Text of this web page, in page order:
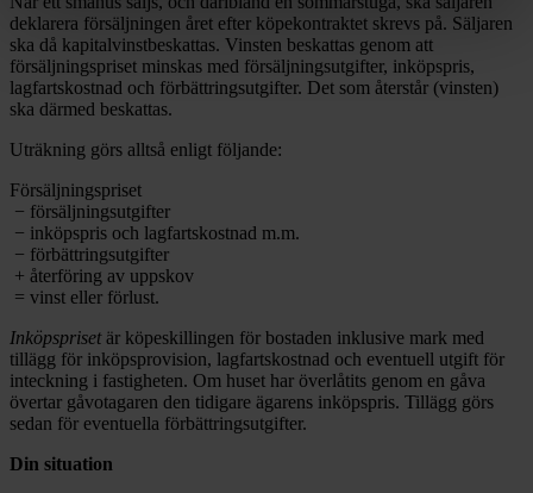
deklarera försäljningen året efter köpekontraktet skrevs på. Säljaren
ska då kapitalvinstbeskattas. Vinsten beskattas genom att
försäljningspriset minskas med försäljningsutgifter, inköpspris,
lagfartskostnad och förbättringsutgifter. Det som återstår (vinsten)
ska därmed beskattas.
Uträkning görs alltså enligt följande:
Försäljningspriset
− försäljningsutgifter
− inköpspris och lagfartskostnad m.m.
− förbättringsutgifter
+ återföring av uppskov
= vinst eller förlust.
Inköpsprisetär köpeskillingen för bostaden inklusive mark med
tillägg för inköpsprovision, lagfartskostnad och eventuell utgift för
inteckning i fastigheten. Om huset har överlåtits genom en gåva
övertar gåvotagaren den tidigare ägarens inköpspris. Tillägg görs
sedan för eventuella förbättringsutgifter.
Din situation